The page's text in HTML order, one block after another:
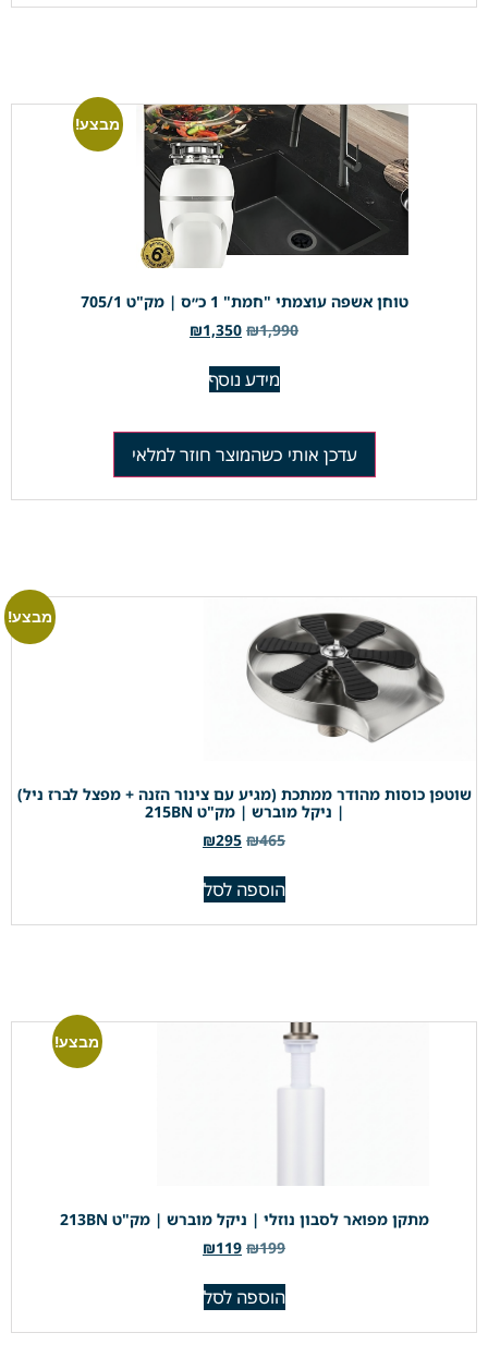
מבצע!
טוחן אשפה עוצמתי "חמת" 1 כ״ס | מק"ט 705/1
₪1,990
₪1,350
מידע נוסף
עדכן אותי כשהמוצר חוזר למלאי
מבצע!
שוטפן כוסות מהודר ממתכת (מגיע עם צינור הזנה + מפצל לברז ניל)
| ניקל מוברש | מק"ט 215BN
₪465
₪295
הוספה לסל
מבצע!
מתקן מפואר לסבון נוזלי | ניקל מוברש | מק"ט 213BN
₪199
₪119
הוספה לסל